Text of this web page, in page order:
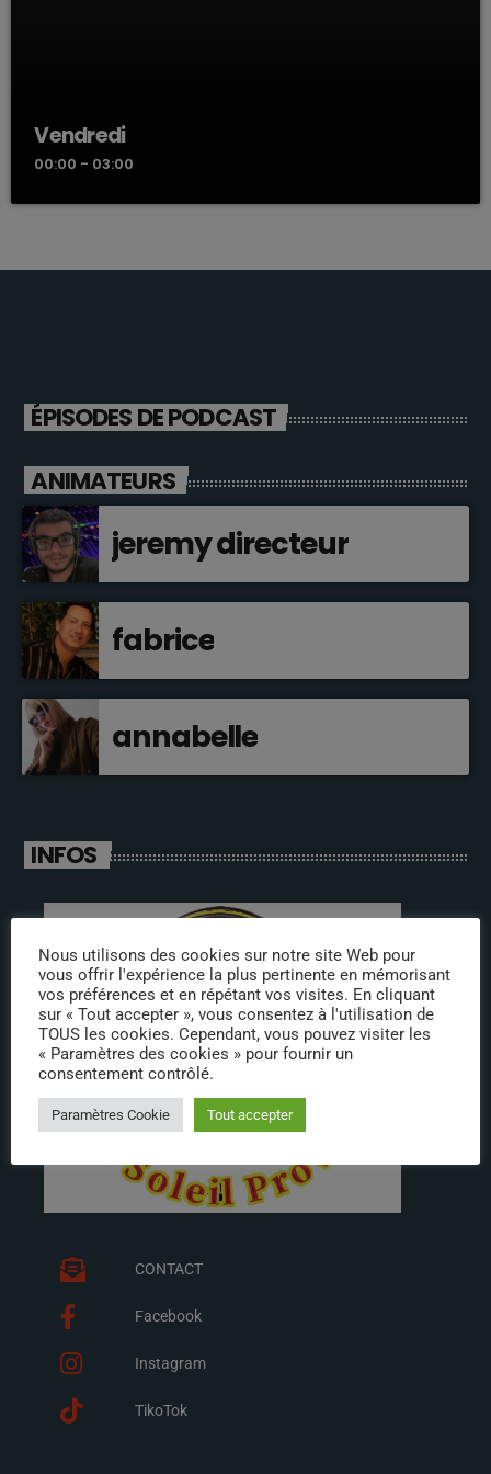
Vendredi
00:00 - 03:00
ÉPISODES DE PODCAST
ANIMATEURS
jeremy directeur
fabrice
annabelle
INFOS
CONTACT
Facebook
Instagram
TikoTok
Nous utilisons des cookies sur notre site Web pour
vous offrir l'expérience la plus pertinente en mémorisant
vos préférences et en répétant vos visites. En cliquant
sur « Tout accepter », vous consentez à l'utilisation de
TOUS les cookies. Cependant, vous pouvez visiter les
« Paramètres des cookies » pour fournir un
consentement contrôlé.
Paramètres Cookie Tout accepter